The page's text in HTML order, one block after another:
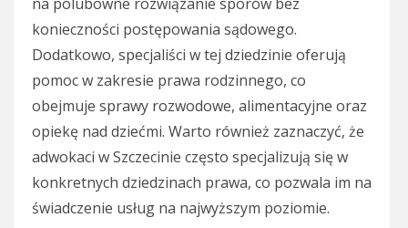
na polubowne rozwiązanie sporów bez
konieczności postępowania sądowego.
Dodatkowo, specjaliści w tej dziedzinie oferują
pomoc w zakresie prawa rodzinnego, co
obejmuje sprawy rozwodowe, alimentacyjne oraz
opiekę nad dziećmi. Warto również zaznaczyć, że
adwokaci w Szczecinie często specjalizują się w
konkretnych dziedzinach prawa, co pozwala im na
świadczenie usług na najwyższym poziomie.